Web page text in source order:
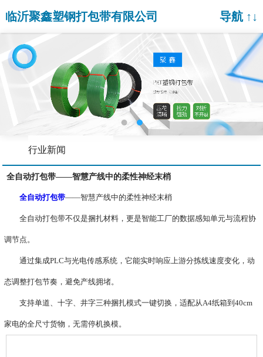
临沂聚鑫塑钢打包带有限公司 导航 ↑↓
行业新闻
全自动打包带——智慧产线中的柔性神经末梢‌
全自动打包带——智慧产线中的柔性神经末梢‌
全自动打包带不仅是捆扎材料，更是智能工厂的‌数据感知单元‌与‌流程协
调节点‌。
通过集成PLC与光电传感系统，它能实时响应上游分拣线速度变化，动
态调整打包节奏，避免产线拥堵。
支持‌单道、十字、井字‌三种捆扎模式一键切换，适配从A4纸箱到40cm
家电的全尺寸货物，无需停机换模。